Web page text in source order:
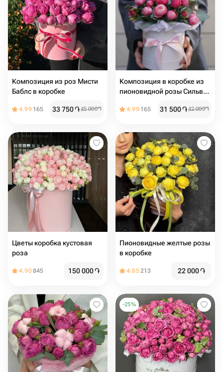
Композиция из роз Мисти
Баблс в коробке
4.99 165 33 750֏45 000֏
Композиция в коробке из
пионовидной розы Сильва
4.99 165 31 500֏42 000֏
Цветы коробка кустовая
роза
4.90845 150 000֏
Пионовидные желтые розы
в коробке
4.85213 22 000֏
-25%